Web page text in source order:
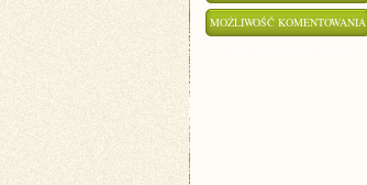
MOŻLIWOŚĆ KOMENTOWANIA